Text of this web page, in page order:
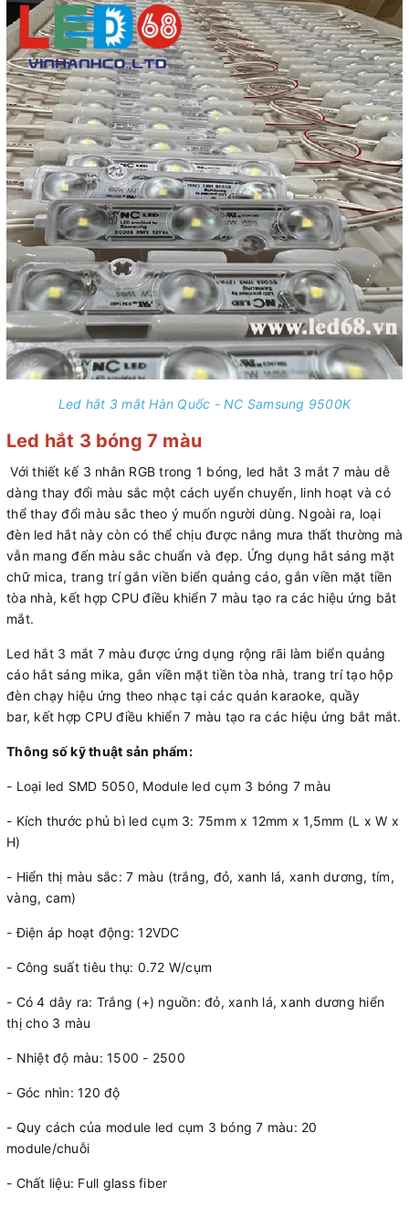
Led hắt 3 mắt Hàn Quốc - NC Samsung 9500K
Led hắt 3 bóng 7 màu
Với thiết kế 3 nhân RGB trong 1 bóng, led hắt 3 mắt 7 màu dễ
dàng thay đổi màu sắc một cách uyển chuyển, linh hoạt và có
thể thay đổi màu sắc theo ý muốn người dùng. Ngoài ra, loại
đèn led hắt này còn có thể chịu được nắng mưa thất thường mà
vẫn mang đến màu sắc chuẩn và đẹp. Ứng dụng hắt sáng mặt
chữ mica, trang trí gắn viền biển quảng cáo, gắn viền mặt tiền
tòa nhà, kết hợp CPU điều khiển 7 màu tạo ra các hiệu ứng bắt
mắt.
Led hắt 3 mắt 7 màu được ứng dụng rộng rãi làm biển quảng
cáo hắt sáng mika, gắn viền mặt tiền tòa nhà, trang trí tạo hộp
đèn chạy hiệu ứng theo nhạc tại các quán karaoke, quầy
bar, kết hợp CPU điều khiển 7 màu tạo ra các hiệu ứng bắt mắt.
Thông số kỹ thuật sản phẩm:
- Loại led SMD 5050, Module led cụm 3 bóng 7 màu
- Kích thước phủ bì led cụm 3: 75mm x 12mm x 1,5mm (L x W x
H)
- Hiển thị màu sắc: 7 màu (trắng, đỏ, xanh lá, xanh dương, tím,
vàng, cam)
- Điện áp hoạt động: 12VDC
- Công suất tiêu thụ: 0.72 W/cụm
- Có 4 dây ra: Trắng (+) nguồn: đỏ, xanh lá, xanh dương hiển
thị cho 3 màu
- Nhiệt độ màu: 1500 - 2500
- Góc nhìn: 120 độ
- Quy cách của module led cụm 3 bóng 7 màu: 20
module/chuỗi
- Chất liệu: Full glass fiber